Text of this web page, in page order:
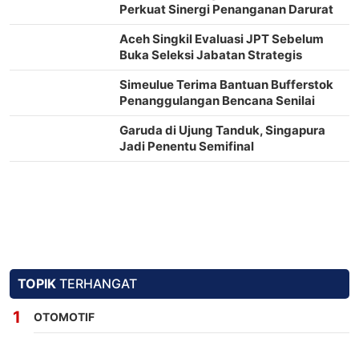
Perkuat Sinergi Penanganan Darurat
Aceh Singkil Evaluasi JPT Sebelum
Buka Seleksi Jabatan Strategis
Simeulue Terima Bantuan Bufferstok
Penanggulangan Bencana Senilai
Rp2,2 Miliar
Garuda di Ujung Tanduk, Singapura
Jadi Penentu Semifinal
TOPIK TERHANGAT
OTOMOTIF